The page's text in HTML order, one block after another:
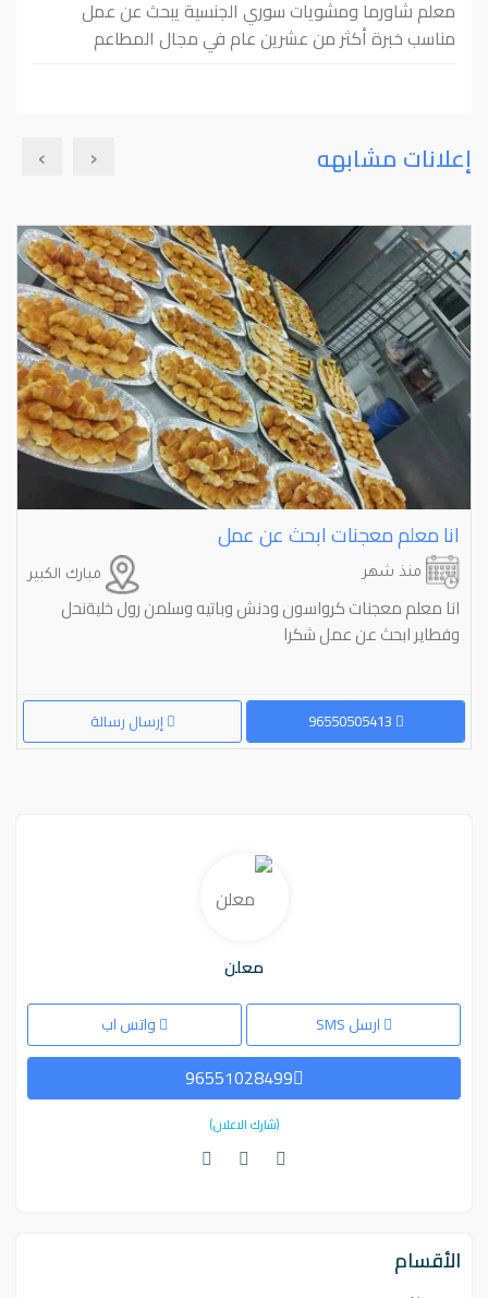
معلم شاورما ومشويات سوري الجنسية يبحث عن عمل
مناسب خبرة أكثر من عشرين عام في مجال المطاعم
إعلانات مشابهه
انا معلم معجنات ابحث عن عمل
مبارك الكبير منذ شهر
انا معلم معجنات كرواسون ودنش وباتيه وسلمن رول خليةنحل
وفطاير ابحث عن عمل شكرا
إرسال رسالة
‹
›
معلن
ارسل SMS واتس اب
96551028499
(شارك الاعلان)
الأقسام